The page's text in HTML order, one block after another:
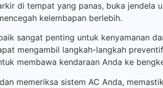
di tempat yang panas, buka jendela
kelembapan berlebih.
sangat penting untuk kenyamanan
mengambil langkah-langkah
membawa kendaraan Anda ke
memeriksa sistem AC Anda,